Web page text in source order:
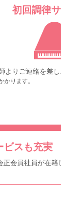
初回調律
よりご連絡を差し
ります。
ビスも充実
会員社員が在籍